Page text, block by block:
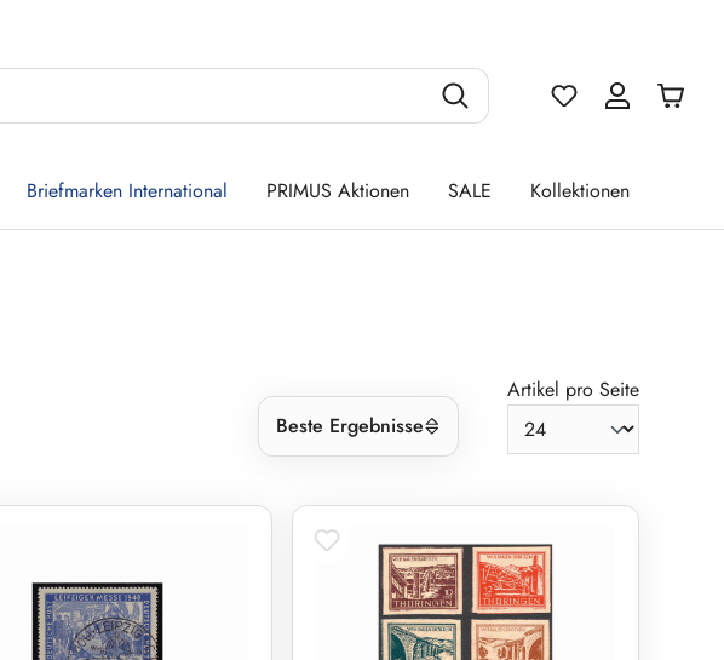
Du hast 0
Briefmarken International PRIMUS Aktionen SALE Kollektionen
Beste Ergebnisse
Artikel pro Seite